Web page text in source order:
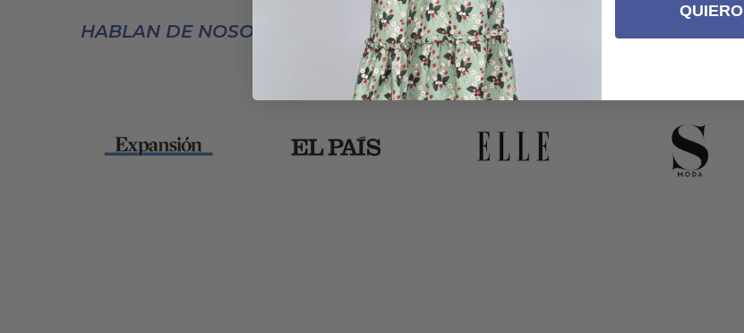
HABLAN DE NOSOTROS